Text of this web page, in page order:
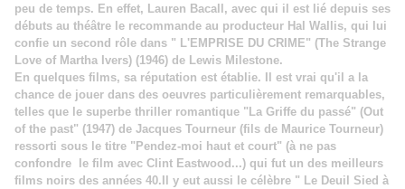
peu de temps. En effet, Lauren Bacall, avec qui il est lié depuis ses
débuts au théâtre le recommande au producteur Hal Wallis, qui lui
confie un second rôle dans " L'EMPRISE DU CRIME" (The Strange
Love of Martha Ivers) (1946) de Lewis Milestone.
En quelques films, sa réputation est établie. Il est vrai qu'il a la
chance de jouer dans des oeuvres particulièrement remarquables,
telles que le superbe thriller romantique "La Griffe du passé" (Out
of the past" (1947) de Jacques Tourneur (fils de Maurice Tourneur)
ressorti sous le titre "Pendez-moi haut et court" (à ne pas
confondre le film avec Clint Eastwood...) qui fut un des meilleurs
films noirs des années 40.Il y eut aussi le célèbre " Le Deuil Sied à